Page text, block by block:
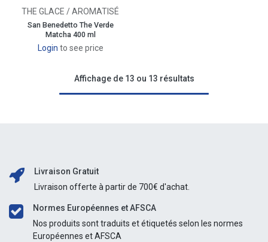
THE GLACE / AROMATISÉ
San Benedetto The Verde
Matcha 400 ml
Login to see price
Affichage de 13 ou 13 résultats
Livraison Gratuit
Livraison offerte à partir de 700€ d'achat.
Normes Européennes et AFSCA
Nos produits sont traduits et étiquetés selon les normes
Européennes et AFSCA